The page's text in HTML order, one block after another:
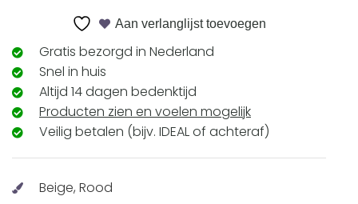
Aan verlanglijst toevoegen
Gratis bezorgd in Nederland
Snel in huis
Altijd 14 dagen bedenktijd
Producten zien en voelen mogelijk
Veilig betalen (bijv. IDEAL of achteraf)
Beige, Rood